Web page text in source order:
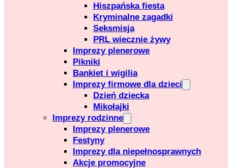
Hiszpańska fiesta
Kryminalne zagadki
Seksmisja
PRL wiecznie żywy
Imprezy plenerowe
Pikniki
Bankiet i wigilia
Imprezy firmowe dla dzieci
Dzień dziecka
Mikołajki
Imprezy rodzinne
Imprezy plenerowe
Festyny
Imprezy dla niepełnosprawnych
Akcje promocyjne